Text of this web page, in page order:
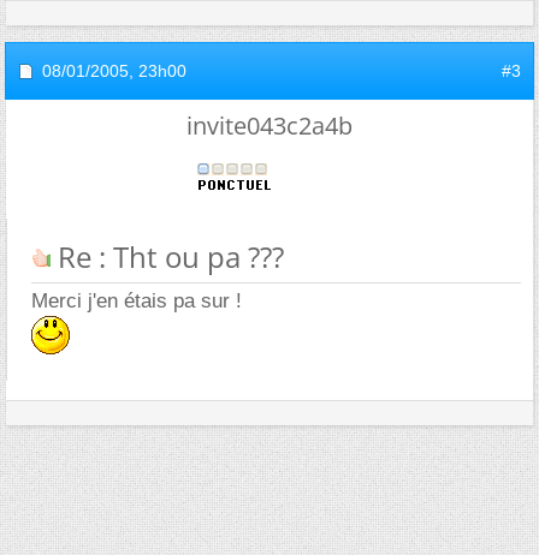
08/01/2005, 23h00 #3
invite043c2a4b
Re : Tht ou pa ???
Merci j'en étais pa sur !